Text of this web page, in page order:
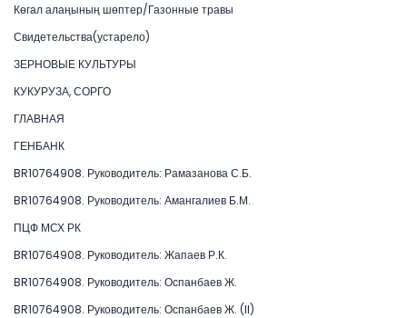
Көгал алаңының шөптер/Газонные травы
Свидетельства(устарело)
ЗЕРНОВЫЕ КУЛЬТУРЫ
КУКУРУЗА, СОРГО
ГЛАВНАЯ
ГЕНБАНК
BR10764908. Руководитель: Рамазанова С.Б.
BR10764908. Руководитель: Амангалиев Б.М.
ПЦФ МСХ РК
BR10764908. Руководитель: Жапаев Р.К.
BR10764908. Руководитель: Оспанбаев Ж.
BR10764908. Руководитель: Оспанбаев Ж. (II)